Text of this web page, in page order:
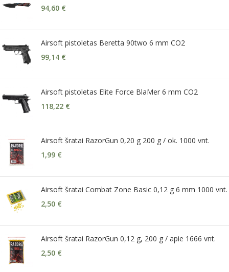
94,60 €
Airsoft pistoletas Beretta 90two 6 mm CO2
99,14 €
Airsoft pistoletas Elite Force BlaMer 6 mm CO2
118,22 €
Airsoft šratai RazorGun 0,20 g 200 g / ok. 1000 vnt.
1,99 €
Airsoft šratai Combat Zone Basic 0,12 g 6 mm 1000 vnt.
2,50 €
Airsoft šratai RazorGun 0,12 g, 200 g / apie 1666 vnt.
2,50 €